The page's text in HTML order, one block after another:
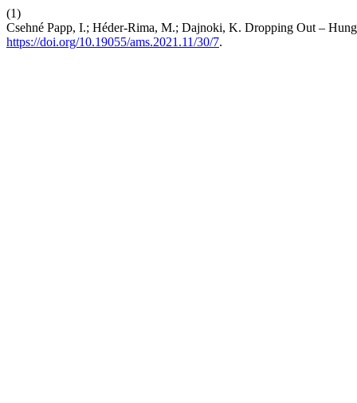
(1)
Csehné Papp, I.; Héder-Rima, M.; Dajnoki, K. Dropping Out –
https://doi.org/10.19055/ams.2021.11/30/7.